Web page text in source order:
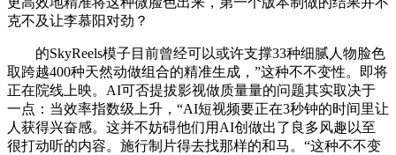
克不及让李慕阳对劲？
的SkyReels模子目前曾经可以或许支撑33种细腻人物脸色
取跨越400种天然动做组合的精准生成，”这种不不变性。即将
正在院线上映。AI可否提拔影视做质量量的问题其实取决于
一点：当效率指数级上升，“AI短视频要正在3秒钟的时间里让
人获得兴奋感。这并不妨碍他们用AI创做出了良多风趣以至
很打动听的内容。施行制片得去找那样的和马。“这种不不变